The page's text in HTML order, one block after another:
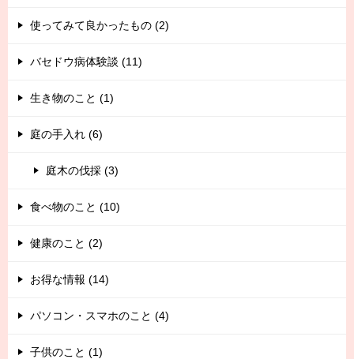
使ってみて良かったもの (2)
バセドウ病体験談 (11)
生き物のこと (1)
庭の手入れ (6)
庭木の伐採 (3)
食べ物のこと (10)
健康のこと (2)
お得な情報 (14)
パソコン・スマホのこと (4)
子供のこと (1)